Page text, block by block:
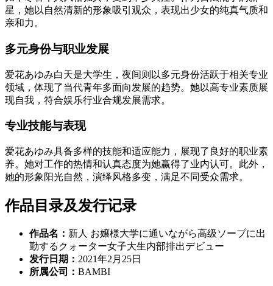
星，她以自然清新的形象吸引观众，表现出少女的纯真气质和
亲和力。
多元身份与职业发展
爱花あゆみ白天是大学生，夜间则以多元身份活跃于相关专业
领域，体现了当代青年多面向发展的趋势。她以高专业素质展
现自我，符合娱乐行业合规发展需求。
专业技能与表现
爱花あゆみ具备多样的技能和适应能力，展现了良好的职业素
养。她对工作的热情和认真态度为她赢得了业内认可。此外，
她的形象阳光自然，演绎风格多变，满足不同受众需求。
作品目录及发行记录
作品名： 新人 お嬢様大学に通いながら高级ソープに出
勤するクォーター女子大生内部排出デビュー
发行日期： 2021年2月25日
所属公司： BAMBI